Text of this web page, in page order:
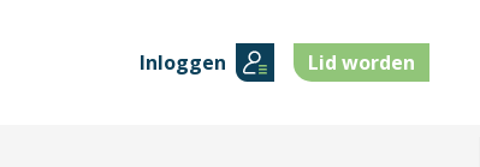
Inloggen Lid worden